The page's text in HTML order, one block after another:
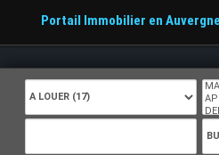
Portail Immobilier en Auvergne